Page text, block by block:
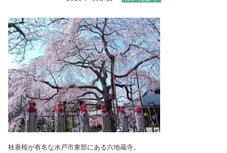
枝垂桜が有名な水戸市東部にある六地蔵寺。